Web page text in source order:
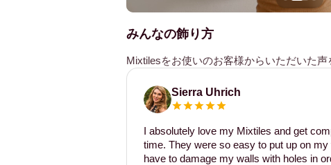
みんなの飾り方
Mixtilesをお使いのお客様からいただいた声
Sierra Uhrich
I absolutely love my Mixtiles and get
time. They were so easy to put up on
have to damage my walls with holes in